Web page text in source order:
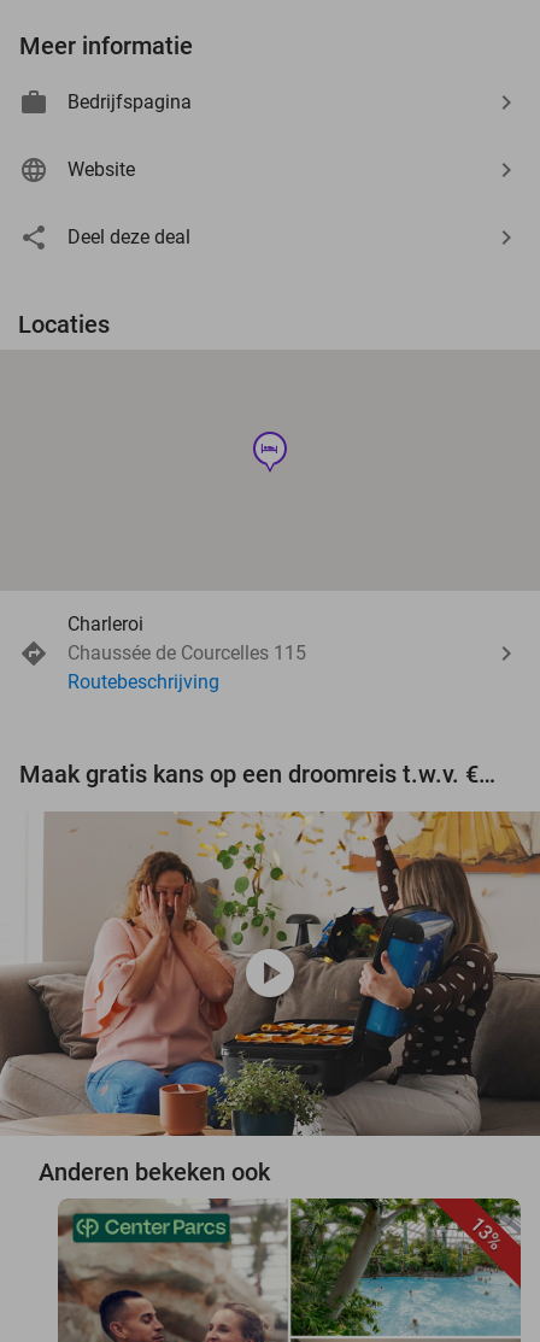
Meer informatie
Bedrijfspagina
Website
Deel deze deal
Locaties
hotel
Charleroi
Chaussée de Courcelles 115
Routebeschrijving
Maak gratis kans op een droomreis t.w.v. €3.000!
play_circle
Anderen bekeken ook
13%